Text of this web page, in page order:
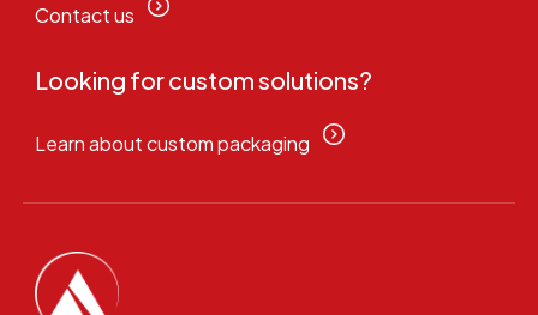
Contact us
Looking for custom solutions?
Learn about custom packaging